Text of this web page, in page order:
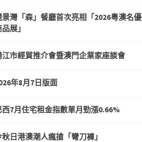
景灣「森」餐廳首次亮相「2026粵澳名優
展」
江市經貿推介會暨澳門企業家座談會
年8月7日版面
西7月住宅租金指數單月勁漲0.66%
秋日港澳潮人瘋搶「彎刀褲」